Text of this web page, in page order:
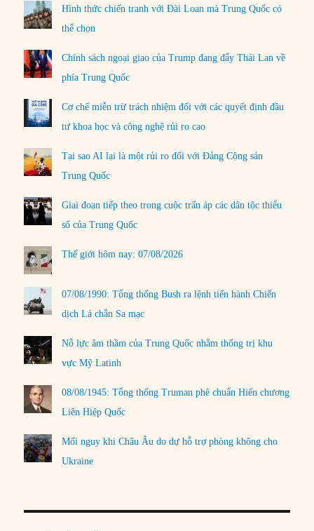
Hình thức chiến tranh với Đài Loan mà Trung Quốc có
thể chọn
Chính sách ngoại giao của Trump đang đẩy Thái Lan về
phía Trung Quốc
Cơ chế miễn trừ trách nhiệm đối với các quyết định đầu
tư khoa học và công nghệ rủi ro cao
Tại sao AI lại là một rủi ro đối với Đảng Cộng sản
Trung Quốc
Giai đoạn tiếp theo trong cuộc trấn áp các dân tộc thiểu
số của Trung Quốc
Thế giới hôm nay: 07/08/2026
07/08/1990: Tổng thống Bush ra lệnh tiến hành Chiến
dịch Lá chắn Sa mạc
Nỗ lực âm thầm của Trung Quốc nhằm thống trị khu
vực Mỹ Latinh
08/08/1945: Tổng thống Truman phê chuẩn Hiến chương
Liên Hiệp Quốc
Mối nguy khi Châu Âu do dự hỗ trợ phòng không cho
Ukraine